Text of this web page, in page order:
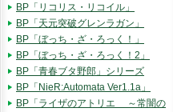
BP「リコリス・リコイル」
BP「天元突破グレンラガン」
BP「ぼっち・ざ・ろっく！」
BP「ぼっち・ざ・ろっく！2」
BP「青春ブタ野郎」シリーズ
BP「NieR:Automata Ver1.1a」
BP「ライザのアトリエ ～常闇の